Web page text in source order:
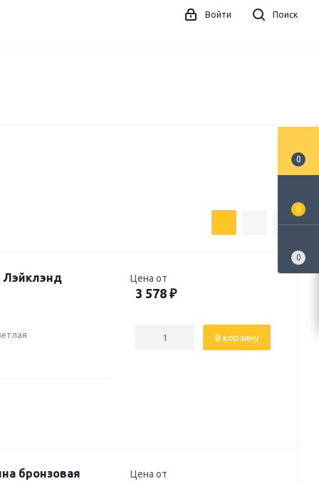
Поиск
Войти
Лэйклэнд Цена от
3 578 ₽
В корзину
бронзовая Цена от
0
0
0